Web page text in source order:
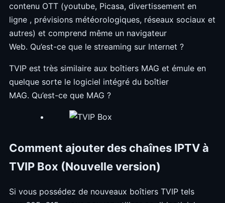
contenu OTT (youtube, Picasa, divertissement en
ligne , prévisions météorologiques, réseaux sociaux et
autres) et comprend même un navigateur
Web. Qu’est-ce que le streaming sur Internet ?
TVIP est très similaire aux boîtiers MAG et émule en
quelque sorte le logiciel intégré du boîtier
MAG. Qu’est-ce que MAG ?
Comment ajouter des chaînes IPTV à
TVIP Box (Nouvelle version)
Si vous possédez de nouveaux boîtiers TVIP tels